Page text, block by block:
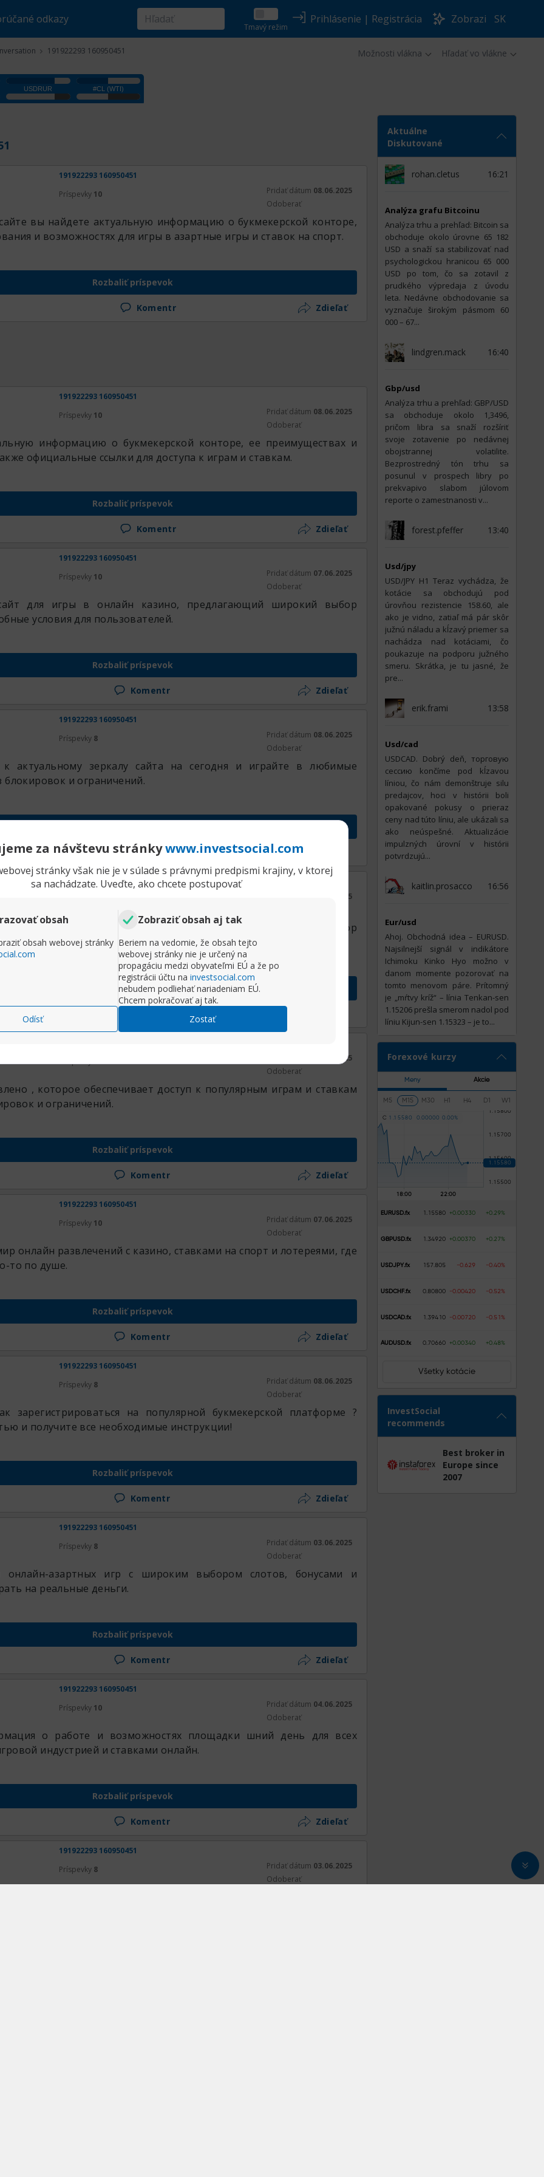
odkazy
Tmavý režim
Prihlásenie | Registrácia Zobrazi SK
191922293 160950451 Možnosti vlákna Hľadať vo vlákne
za návštevu stránkywww.investsocial.com
stránky však nie je v súlade s právnymi predpismi krajiny, v ktorej
sa nachádzate. Uveďte, ako chcete postupovať
obsah
obsah webovej stránky
Odísť
Zobraziť obsah aj tak
Beriem na vedomie, že obsah tejto
webovej stránky nie je určený na
propagáciu medzi obyvateľmi EÚ a že po
registrácii účtu na investsocial.com
nebudem podliehať nariadeniam EÚ.
Chcem pokračovať aj tak.
Zostať
191922293 160950451
Príspevky 10 Pridať dátum 08.06.2025
Odoberať
вы найдете актуальную информацию о букмекерской конторе,
и возможностях для игры в азартные игры и ставок на спорт.
Rozbaliť príspevok
Komentr Zdieľať
191922293 160950451
Príspevky 10 Pridať dátum 08.06.2025
Odoberať
информацию о букмекерской конторе, ее преимуществах и
официальные ссылки для доступа к играм и ставкам.
Rozbaliť príspevok
Komentr Zdieľať
191922293 160950451
Príspevky 10 Pridať dátum 07.06.2025
Odoberať
для игры в онлайн казино, предлагающий широкий выбор
условия для пользователей.
Rozbaliť príspevok
Komentr Zdieľať
191922293 160950451
Príspevky 8 Pridať dátum 08.06.2025
Odoberať
к актуальному зеркалу сайта на сегодня и играйте в любимые
блокировок и ограничений.
Komentr
191922293 160950451
08.06.2025
для любителей азартных игр, где вы найдете широкий выбор
а также возможность выиграть крупные денежные призы.
Rozbaliť príspevok
Príspevky10
08.06.2025
Odoberať
, которое обеспечивает доступ к популярным играм и ставкам
и ограничений.
Rozbaliť príspevok
Komentr Zdieľať
191922293 160950451
Príspevky 10 Pridať dátum 07.06.2025
Odoberať
онлайн развлечений с казино, ставками на спорт и лотереями, где
то по душе.
Rozbaliť príspevok
Komentr Zdieľať
191922293 160950451
Príspevky 8 Pridať dátum 08.06.2025
Odoberať
зарегистрироваться на популярной букмекерской платформе ?
и получите все необходимые инструкции!
Rozbaliť príspevok
Komentr Zdieľať
191922293 160950451
Príspevky 8 Pridať dátum 03.06.2025
Odoberať
онлайн-азартных игр с широким выбором слотов, бонусами и
на реальные деньги.
Rozbaliť príspevok
Komentr Zdieľať
191922293 160950451
Príspevky 10 Pridať dátum 04.06.2025
Odoberať
о работе и возможностях площадки шний день для всех
индустрией и ставками онлайн.
Rozbaliť príspevok
Komentr Zdieľať
191922293 160950451
Príspevky 8 Pridať dátum 03.06.2025
Odoberať
Aktuálne
Diskutované
rohan.cletus 16:21
Analýza grafu Bitcoinu
Analýza trhu a prehľad: Bitcoin sa
obchoduje okolo úrovne 65 182
USD a snaží sa stabilizovať nad
psychologickou hranicou 65 000
USD po tom, čo sa zotavil z
prudkého výpredaja z úvodu
leta. Nedávne obchodovanie sa
vyznačuje širokým pásmom 60
000 – 67...
lindgren.mack 16:40
Gbp/usd
Analýza trhu a prehľad: GBP/USD
sa obchoduje okolo 1,3496,
pričom libra sa snaží rozšíriť
svoje zotavenie po nedávnej
obojstrannej volatilite.
Bezprostredný tón trhu sa
posunul v prospech libry po
prekvapivo slabom júlovom
reporte o zamestnanosti v...
forest.pfeffer 13:40
Usd/jpy
USD/JPY H1 Teraz vychádza, že
kotácie sa obchodujú pod
úrovňou rezistencie 158.60, ale
ako je vidno, zatiaľ má pár skôr
južnú náladu a kĺzavý priemer sa
nachádza nad kotáciami, čo
poukazuje na podporu južného
smeru. Skrátka, je tu jasné, že
pre...
erik.frami 13:58
Usd/cad
USDCAD. Dobrý deň, торговую
сессию končíme pod kĺzavou
líniou, čo nám demonštruje silu
predajcov, hoci v histórii boli
opakované pokusy o prieraz
ceny nad túto líniu, ale ukázali sa
ako neúspešné. Aktualizácie
impulzných úrovní v histórii
potvrdzujú...
kaitlin.prosacco 16:56
Eur/usd
Ahoj. Obchodná idea – EURUSD.
Najsilnejší signál v indikátore
Ichimoku Kinko Hyo možno v
danom momente pozorovať na
tomto menovom páre. Prítomný
je „mŕtvy kríž“ – línia Tenkan-sen
1.15206 prešla smerom nadol pod
líniu Kijun-sen 1.15323 – je to...
Forexové kurzy
Meny Akcie
M5 M15 M30 H1 H4 D1 W1
C 1 .1 5 580 0 .00000 0 .00 %
EURUSD.fx 1.15580 +0.00330 +0.29%
GBPUSD.fx 1.34920 +0.00370 +0.27%
USDJPY.fx 157.805 -0.629 -0.40%
USDCHF.fx 0.80800 -0.00420 -0.52%
USDCAD.fx 1.39410 -0.00720 -0.51%
AUDUSD.fx 0.70660 +0.00340 +0.48%
Všetky kotácie
InvestSocial
recommends
Best broker in
Europe since
2007